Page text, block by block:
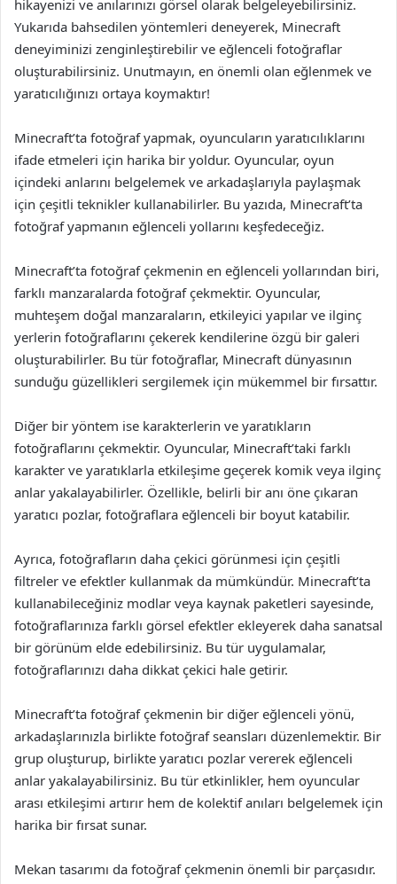
hikayenizi ve anılarınızı görsel olarak belgeleyebilirsiniz.
Yukarıda bahsedilen yöntemleri deneyerek, Minecraft
deneyiminizi zenginleştirebilir ve eğlenceli fotoğraflar
oluşturabilirsiniz. Unutmayın, en önemli olan eğlenmek ve
yaratıcılığınızı ortaya koymaktır!
Minecraft’ta fotoğraf yapmak, oyuncuların yaratıcılıklarını
ifade etmeleri için harika bir yoldur. Oyuncular, oyun
içindeki anlarını belgelemek ve arkadaşlarıyla paylaşmak
için çeşitli teknikler kullanabilirler. Bu yazıda, Minecraft’ta
fotoğraf yapmanın eğlenceli yollarını keşfedeceğiz.
Minecraft’ta fotoğraf çekmenin en eğlenceli yollarından biri,
farklı manzaralarda fotoğraf çekmektir. Oyuncular,
muhteşem doğal manzaraların, etkileyici yapılar ve ilginç
yerlerin fotoğraflarını çekerek kendilerine özgü bir galeri
oluşturabilirler. Bu tür fotoğraflar, Minecraft dünyasının
sunduğu güzellikleri sergilemek için mükemmel bir fırsattır.
Diğer bir yöntem ise karakterlerin ve yaratıkların
fotoğraflarını çekmektir. Oyuncular, Minecraft’taki farklı
karakter ve yaratıklarla etkileşime geçerek komik veya ilginç
anlar yakalayabilirler. Özellikle, belirli bir anı öne çıkaran
yaratıcı pozlar, fotoğraflara eğlenceli bir boyut katabilir.
Ayrıca, fotoğrafların daha çekici görünmesi için çeşitli
filtreler ve efektler kullanmak da mümkündür. Minecraft’ta
kullanabileceğiniz modlar veya kaynak paketleri sayesinde,
fotoğraflarınıza farklı görsel efektler ekleyerek daha sanatsal
bir görünüm elde edebilirsiniz. Bu tür uygulamalar,
fotoğraflarınızı daha dikkat çekici hale getirir.
Minecraft’ta fotoğraf çekmenin bir diğer eğlenceli yönü,
arkadaşlarınızla birlikte fotoğraf seansları düzenlemektir. Bir
grup oluşturup, birlikte yaratıcı pozlar vererek eğlenceli
anlar yakalayabilirsiniz. Bu tür etkinlikler, hem oyuncular
arası etkileşimi artırır hem de kolektif anıları belgelemek için
harika bir fırsat sunar.
Mekan tasarımı da fotoğraf çekmenin önemli bir parçasıdır.